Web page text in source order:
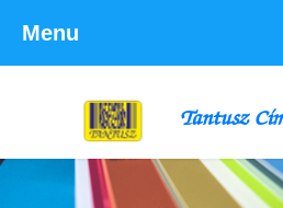
Tantusz
Menu